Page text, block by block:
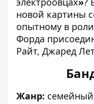
новой картины
опытному в
Форда
Райт, Джаред
Жанр: